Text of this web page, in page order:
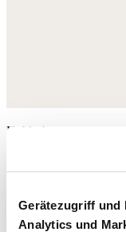
Gerätezugriff und
Analytics und
Kohlschwarz